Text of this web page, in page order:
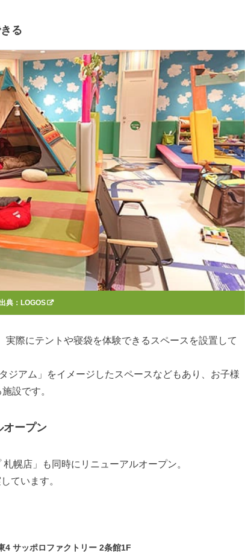
る
典：LOGOS
実際にテントや寝袋を体験できるスペースを設置して
ジアム」をイメージしたスペースなどもあり、お子様
設です。
オープン
幌店」も同時にリニューアルオープン。
ています。
4 サッポロファクトリー 2条館1F